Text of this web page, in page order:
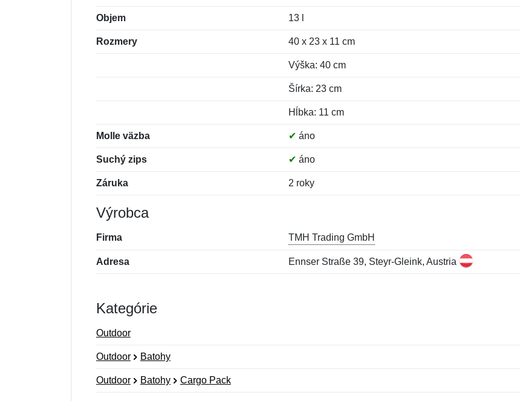
Objem 13 l
Rozmery 40 x 23 x 11 cm
Výška: 40 cm
Šírka: 23 cm
Hĺbka: 11 cm
Molle väzba ✔ áno
Suchý zips ✔ áno
Záruka 2 roky
Výrobca
Firma TMH Trading GmbH
Adresa Ennser Straße 39, Steyr-Gleink, Austria
Kategórie
Outdoor
Outdoor Batohy
Outdoor Batohy Cargo Pack